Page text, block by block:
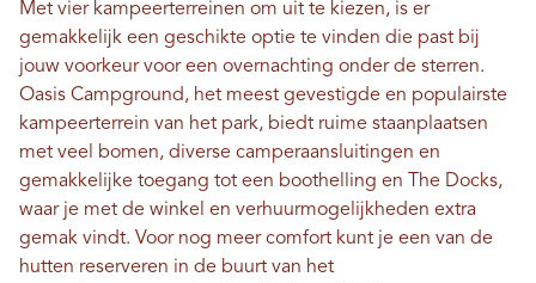
Met vier kampeerterreinen om uit te kiezen, is er
gemakkelijk een geschikte optie te vinden die past bij
jouw voorkeur voor een overnachting onder de sterren.
Oasis Campground, het meest gevestigde en populairste
kampeerterrein van het park, biedt ruime staanplaatsen
met veel bomen, diverse camperaansluitingen en
gemakkelijke toegang tot een boothelling en The Docks,
waar je met de winkel en verhuurmogelijkheden extra
gemak vindt. Voor nog meer comfort kunt je een van de
hutten reserveren in de buurt van het